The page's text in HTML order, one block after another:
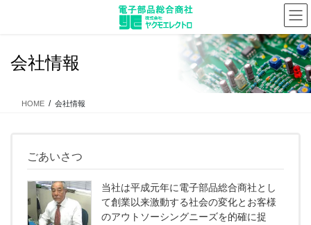
会社情報
HOME 会社情報
ごあいさつ
当社は平成元年に電子部品総合商社とし
て創業以来激動する社会の変化とお客様
のアウトソーシングニーズを的確に捉